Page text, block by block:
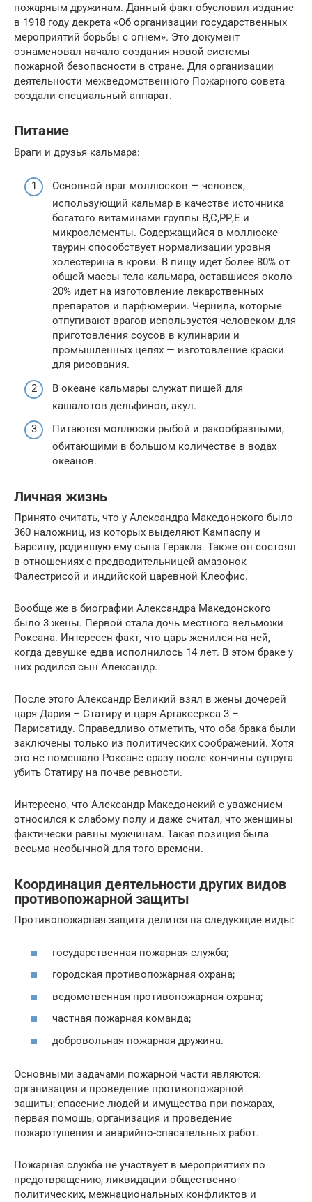
пожарным дружинам. Данный факт обусловил издание
в 1918 году декрета «Об организации государственных
мероприятий борьбы с огнем». Это документ
ознаменовал начало создания новой системы
пожарной безопасности в стране. Для организации
деятельности межведомственного Пожарного совета
создали специальный аппарат.
Питание
Враги и друзья кальмара:
Основной враг моллюсков — человек,
использующий кальмар в качестве источника
богатого витаминами группы В,С,РР,Е и
микроэлементы. Содержащийся в моллюске
таурин способствует нормализации уровня
холестерина в крови. В пищу идет более 80% от
общей массы тела кальмара, оставшиеся около
20% идет на изготовление лекарственных
препаратов и парфюмерии. Чернила, которые
отпугивают врагов используется человеком для
приготовления соусов в кулинарии и
промышленных целях — изготовление краски
для рисования.
В океане кальмары служат пищей для
кашалотов дельфинов, акул.
Питаются моллюски рыбой и ракообразными,
обитающими в большом количестве в водах
океанов.
Личная жизнь
Принято считать, что у Александра Македонского было
360 наложниц, из которых выделяют Кампаспу и
Барсину, родившую ему сына Геракла. Также он состоял
в отношениях с предводительницей амазонок
Фалестрисой и индийской царевной Клеофис.
Вообще же в биографии Александра Македонского
было 3 жены. Первой стала дочь местного вельможи
Роксана. Интересен факт, что царь женился на ней,
когда девушке едва исполнилось 14 лет. В этом браке у
них родился сын Александр.
После этого Александр Великий взял в жены дочерей
царя Дария – Статиру и царя Артаксеркса 3 –
Парисатиду. Справедливо отметить, что оба брака были
заключены только из политических соображений. Хотя
это не помешало Роксане сразу после кончины супруга
убить Статиру на почве ревности.
Интересно, что Александр Македонский с уважением
относился к слабому полу и даже считал, что женщины
фактически равны мужчинам. Такая позиция была
весьма необычной для того времени.
Координация деятельности других видов
противопожарной защиты
Противопожарная защита делится на следующие виды:
государственная пожарная служба;
городская противопожарная охрана;
ведомственная противопожарная охрана;
частная пожарная команда;
добровольная пожарная дружина.
Основными задачами пожарной части являются:
организация и проведение противопожарной
защиты; спасение людей и имущества при пожарах,
первая помощь; организация и проведение
пожаротушения и аварийно-спасательных работ.
Пожарная служба не участвует в мероприятиях по
предотвращению, ликвидации общественно-
политических, межнациональных конфликтов и